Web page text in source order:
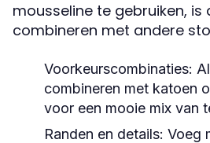
mousseline te gebruiken, is
combineren met andere
Voorkeurscombinaties:
combineren met katoen
voor een mooie mix van
Randen en details: Voeg